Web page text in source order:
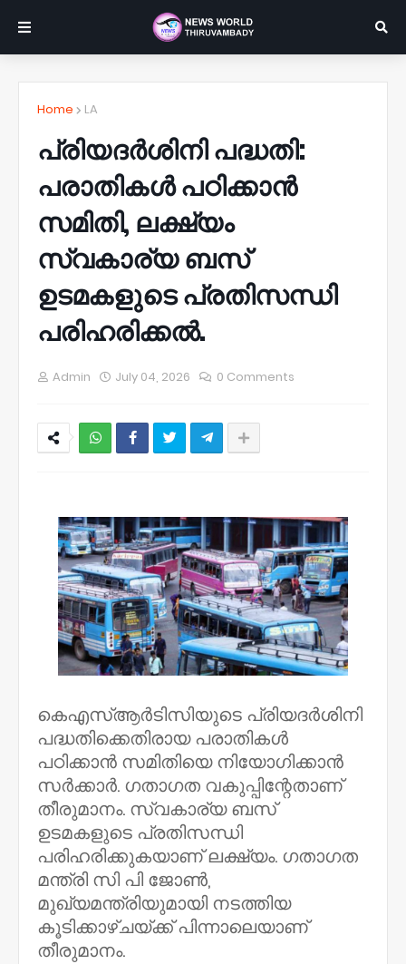
Home LA
പ്രിയദർശിനി പദ്ധതി:
പരാതികൾ പഠിക്കാൻ
സമിതി, ലക്ഷ്യം
സ്വകാര്യ ബസ്
ഉടമകളുടെ പ്രതിസന്ധി
പരിഹരിക്കൽ‌.
Admin July 04, 2026 0 Comments
കെഎസ്ആർടിസിയുടെ പ്രിയദർശിനി
പദ്ധതിക്കെതിരായ പരാതികൾ
പഠിക്കാൻ സമിതിയെ നിയോഗിക്കാൻ
സർക്കാർ. ഗതാഗത വകുപ്പിന്റേതാണ്
തീരുമാനം. സ്വകാര്യ ബസ്
ഉടമകളുടെ പ്രതിസന്ധി
പരിഹരിക്കുകയാണ് ലക്ഷ്യം. ഗതാഗത
മന്ത്രി സി പി ജോൺ,
മുഖ്യമന്ത്രിയുമായി നടത്തിയ
കൂടിക്കാഴ്ചയ്ക്ക് പിന്നാലെയാണ്
തീരുമാനം.